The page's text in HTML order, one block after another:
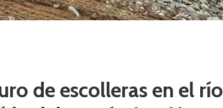
de escolleras en el río